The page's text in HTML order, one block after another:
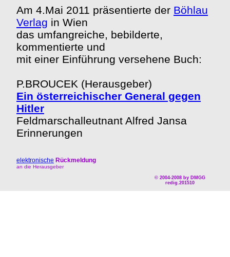
Am 4.Mai 2011 präsentierte der Böhlau
Verlag in Wien
das umfangreiche, bebilderte,
kommentierte und
mit einer Einführung versehene Buch:
P.BROUCEK (Herausgeber)
Ein österreichischer General gegen
Hitler
Feldmarschalleutnant Alfred Jansa
Erinnerungen
elektronische Rückmeldung
an die Herausgeber
© 2004-2008 by DMGG
redig.201510